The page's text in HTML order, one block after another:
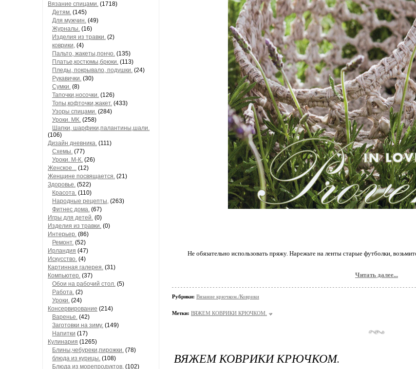
Вязание спицами. (1718)
Детям. (145)
Для мужчин. (49)
Журналы. (16)
Изделия из травки. (2)
коврики, (4)
Пальто, жакеты,пончо. (135)
Платье,костюмы,брюки. (113)
Пледы, покрывало, подушки. (24)
Рукавички. (30)
Сумки. (8)
Тапочки,носочки. (126)
Топы,кофточки,жакет. (433)
Узоры спицами. (284)
Уроки. МК. (258)
Шапки, шарфики,палантины,шали.
(106)
Дизайн дневника. (111)
Схемы. (77)
Уроки. М-К. (26)
Женское... (12)
Женщине посвящается. (21)
Здоровье. (522)
Красота. (110)
Народные рецепты, (263)
Фитнес дома. (67)
Игры для детей. (0)
Изделия из травки. (0)
Интерьер. (86)
Ремонт. (52)
Ирландия (47)
Искусство. (4)
Картинная галерея. (31)
Компьютер. (37)
Обои на рабочий стол. (5)
Работа. (2)
Уроки. (24)
Консервирование (214)
Варенье. (42)
Заготовки на зиму. (149)
Напитки (17)
Кулинария (1265)
Блины,чебуреки,пирожки. (78)
блюда из курицы. (108)
Блюда из морепродуктов. (102)
Не обязательно использовать пряжу. Нарежьте на ленты старые футболки,
Читать далее...
Рубрики: Вязание крючком./Коврики
Метки: ВЯЖЕМ КОВРИКИ КРЮЧКОМ.
ВЯЖЕМ КОВРИКИ КРЮЧКОМ.